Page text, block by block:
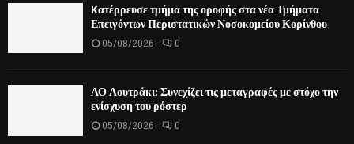
Kατέρρευσε τμήμα της οροφής στα νέα Τμήματα
Επειγόντων Περιστατικών Νοσοκομείου Κορίνθου
05/08/2026 0
ΑΟ Λουτράκι: Συνεχίζει τις μεταγραφές με στόχο την
ενίσχυση του ρόστερ
05/08/2026 0